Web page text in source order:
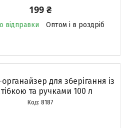
199 ₴
відправки Оптом і в роздріб
для зберігання із
та ручками 100 л
8187